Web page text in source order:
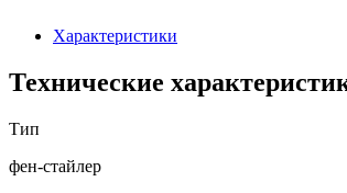
Характеристики
Технические
Тип
фен-стайлер